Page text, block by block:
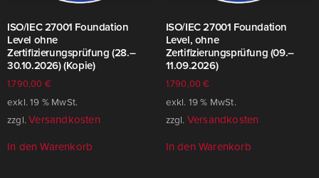
ISO/​IEC 27001 Foundation
Level ohne
Zertifizierungsprüfung (28.–
30.10.2026) (Kopie)
1.790,00 €
exkl. 19 % MwSt.
zzgl.Versandkosten
In den Warenkorb
ISO/​IEC 27001 Foundation
Level, ohne
Zertifizierungsprüfung (09.–
11.09.2026)
1.790,00€
exkl. 19 % MwSt.
zzgl. Versandkosten
In den Warenkorb